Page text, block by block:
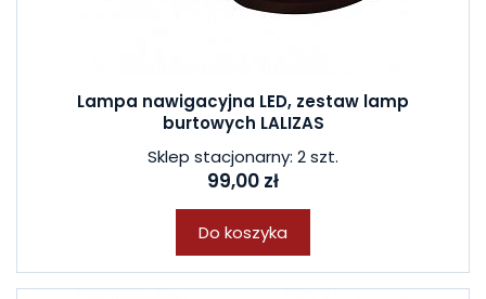
Lampa nawigacyjna LED, zestaw lamp
burtowych LALIZAS
Sklep stacjonarny: 2 szt.
99,00 zł
Do koszyka